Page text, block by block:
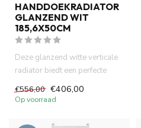
HANDDOEKRADIATOR
GLANZEND WIT
185,6X50CM
Deze glanzend witte verticale
radiator biedt een perfecte
combinatie van stijl e...
€556,00 €406,00
Op voorraad